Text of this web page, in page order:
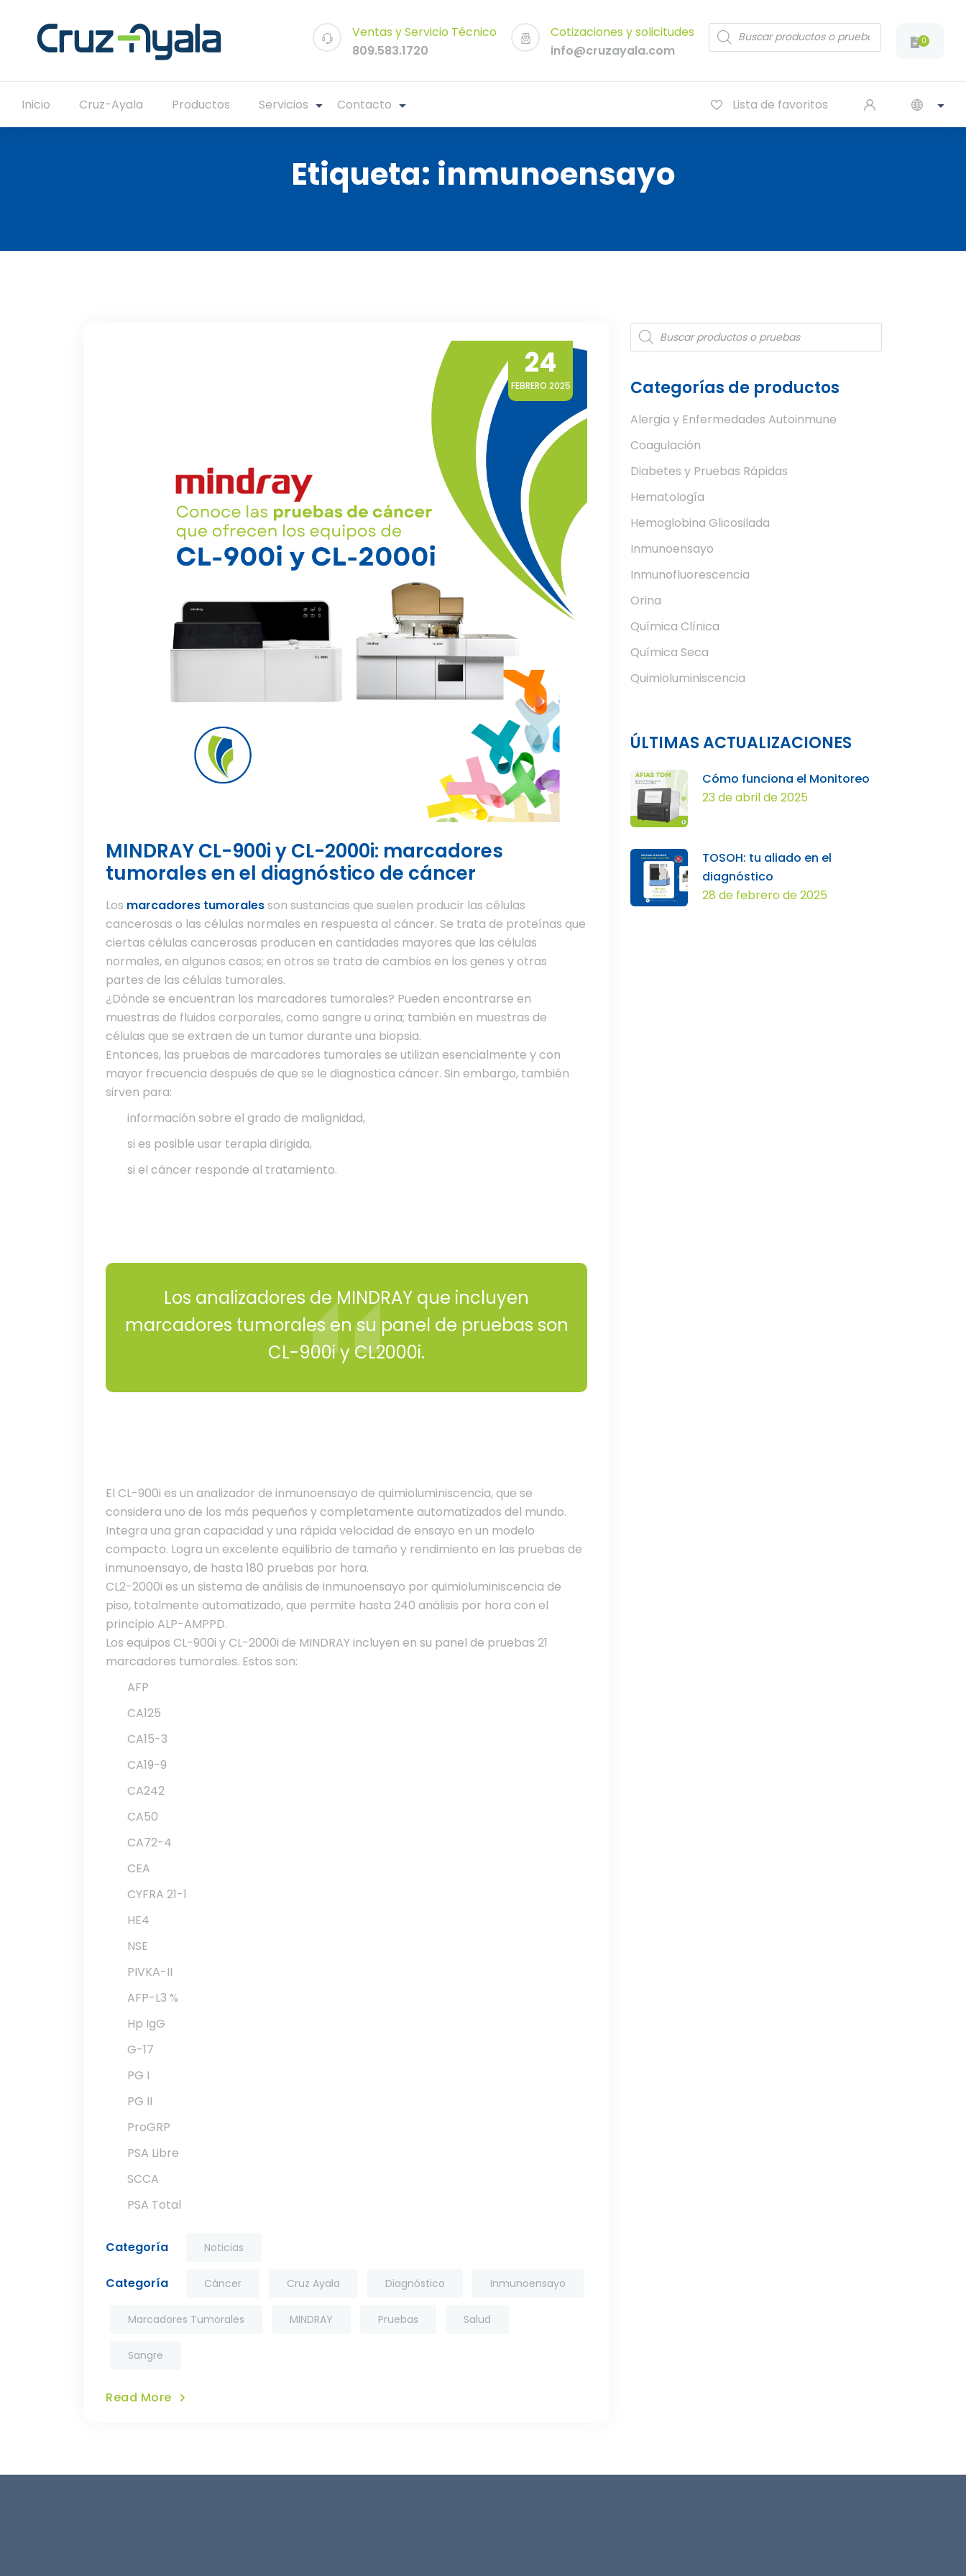
Ventas y Servicio Técnico
809.583.1720
Cotizaciones y solicitudes
info@cruzayala.com
Products
search 0
Inicio Cruz-Ayala Productos Servicios Contacto Lista de favoritos
Etiqueta: inmunoensayo
24
FEBRERO 2025
MINDRAY CL-900i y CL-2000i: marcadores
tumorales en el diagnóstico de cáncer
Los marcadores tumoralesson sustancias que suelen producir las células
cancerosas o las células normales en respuesta al cáncer. Se trata de proteínas que
ciertas células cancerosas producen en cantidades mayores que las células
normales, en algunos casos; en otros se trata de cambios en los genes y otras
partes de las células tumorales.
¿Dónde se encuentran los marcadores tumorales? Pueden encontrarse en
muestras de fluidos corporales, como sangre u orina; también en muestras de
células que se extraen de un tumor durante una biopsia.
Entonces, las pruebas de marcadores tumorales se utilizan esencialmente y con
mayor frecuencia después de que se le diagnostica cáncer. Sin embargo, también
sirven para:
información sobre el grado de malignidad,
si es posible usar terapia dirigida,
si el cáncer responde al tratamiento.
Los analizadores de MINDRAY que incluyen
marcadores tumorales en su panel de pruebas son
CL-900i y CL2000i.
El CL-900i es un analizador de inmunoensayo de quimioluminiscencia, que se
considera uno de los más pequeños y completamente automatizados del mundo.
Integra una gran capacidad y una rápida velocidad de ensayo en un modelo
compacto. Logra un excelente equilibrio de tamaño y rendimiento en las pruebas de
inmunoensayo, de hasta 180 pruebas por hora.
CL2-2000i es un sistema de análisis de inmunoensayo por quimioluminiscencia de
piso, totalmente automatizado, que permite hasta 240 análisis por hora con el
principio ALP-AMPPD.
Los equipos CL-900i y CL-2000i de MINDRAY incluyen en su panel de pruebas 21
marcadores tumorales. Estos son:
AFP
CA125
CA15-3
CA19-9
CA242
CA50
CA72-4
CEA
CYFRA 21-1
HE4
NSE
PIVKA-II
AFP-L3 %
Hp IgG
G-17
PG I
PG II
ProGRP
PSA Libre
SCCA
PSA Total
Categoría Noticias
Categoría Cáncer Cruz Ayala Diagnóstico Inmunoensayo
Marcadores Tumorales MINDRAY Pruebas Salud
Sangre
Read More
Products
search
Categorías de productos
Alergia y Enfermedades Autoinmune
Coagulación
Diabetes y Pruebas Rápidas
Hematología
Hemoglobina Glicosilada
Inmunoensayo
Inmunofluorescencia
Orina
Química Clínica
Química Seca
Quimioluminiscencia
ÚLTIMAS ACTUALIZACIONES
Cómo funciona el Monitoreo
23 de abril de 2025
TOSOH: tu aliado en el
diagnóstico
28 de febrero de 2025